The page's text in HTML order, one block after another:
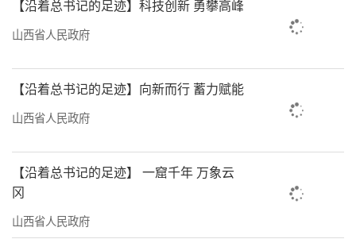
【沿着总书记的足迹】科技创新 勇攀高峰
山西省人民政府
【沿着总书记的足迹】向新而行 蓄力赋能
山西省人民政府
【沿着总书记的足迹】 一窟千年 万象云
冈
山西省人民政府